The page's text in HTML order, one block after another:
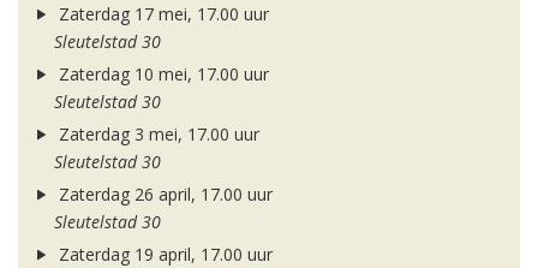
Zaterdag 17 mei, 17.00 uur
Sleutelstad 30
Zaterdag 10 mei, 17.00 uur
Sleutelstad 30
Zaterdag 3 mei, 17.00 uur
Sleutelstad 30
Zaterdag 26 april, 17.00 uur
Sleutelstad 30
Zaterdag 19 april, 17.00 uur